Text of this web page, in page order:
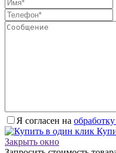
Я согласен на
Закрыть окно